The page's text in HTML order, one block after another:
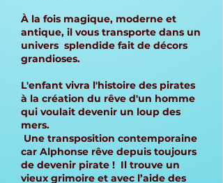
À la fois magique, moderne et
antique, il vous transporte dans un
univers splendide fait de décors
grandioses.
L'enfant vivra l'histoire des pirates
à la création du rêve d'un homme
qui voulait devenir un loup des
mers.
Une transposition contemporaine
car Alphonse rêve depuis toujours
de devenir pirate ! Il trouve un
vieux grimoire et avec l’aide des